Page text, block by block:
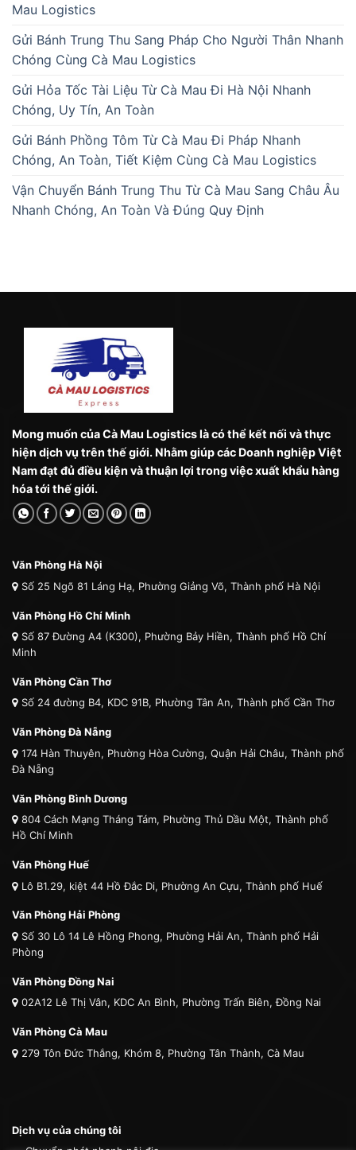
Mau Logistics
Gửi Bánh Trung Thu Sang Pháp Cho Người Thân Nhanh
Chóng Cùng Cà Mau Logistics
Gửi Hỏa Tốc Tài Liệu Từ Cà Mau Đi Hà Nội Nhanh
Chóng, Uy Tín, An Toàn
Gửi Bánh Phồng Tôm Từ Cà Mau Đi Pháp Nhanh
Chóng, An Toàn, Tiết Kiệm Cùng Cà Mau Logistics
Vận Chuyển Bánh Trung Thu Từ Cà Mau Sang Châu Âu
Nhanh Chóng, An Toàn Và Đúng Quy Định
Mong muốn của Cà Mau Logistics là có thể kết nối và thực
hiện dịch vụ trên thế giới. Nhằm giúp các Doanh nghiệp Việt
Nam đạt đủ điều kiện và thuận lợi trong việc xuất khẩu hàng
hóa tới thế giới.
Văn Phòng Hà Nội
Số 25 Ngõ 81 Láng Hạ, Phường Giảng Võ, Thành phố Hà Nội
Văn Phòng Hồ Chí Minh
Số 87 Đường A4 (K300), Phường Bảy Hiền, Thành phố Hồ Chí
Minh
Văn Phòng Cần Thơ
Số 24 đường B4, KDC 91B, Phường Tân An, Thành phố Cần Thơ
Văn Phòng Đà Nẵng
174 Hàn Thuyên, Phường Hòa Cường, Quận Hải Châu, Thành phố
Đà Nẵng
Văn Phòng Bình Dương
804 Cách Mạng Tháng Tám, Phường Thủ Dầu Một, Thành phố
Hồ Chí Minh
Văn Phòng Huế
Lô B1.29, kiệt 44 Hồ Đắc Di, Phường An Cựu, Thành phố Huế
Văn Phòng Hải Phòng
Số 30 Lô 14 Lê Hồng Phong, Phường Hải An, Thành phố Hải
Phòng
Văn Phòng Đồng Nai
02A12 Lê Thị Vân, KDC An Bình, Phường Trấn Biên, Đồng Nai
Văn Phòng Cà Mau
279 Tôn Đức Thắng, Khóm 8, Phường Tân Thành, Cà Mau
Dịch vụ của chúng tôi